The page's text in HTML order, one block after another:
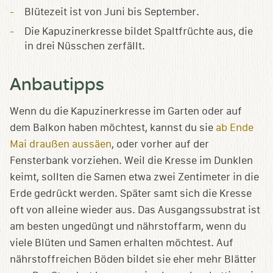
Blütezeit ist von Juni bis September.
Die Kapuzinerkresse bildet Spaltfrüchte aus, die
in drei Nüsschen zerfällt.
Anbautipps
Wenn du die Kapuzinerkresse im Garten oder auf
dem Balkon haben möchtest, kannst du sie ab Ende
Mai draußen aussäen, oder vorher auf der
Fensterbank vorziehen. Weil die Kresse im Dunklen
keimt, sollten die Samen etwa zwei Zentimeter in die
Erde gedrückt werden. Später samt sich die Kresse
oft von alleine wieder aus. Das Ausgangssubstrat ist
am besten ungedüngt und nährstoffarm, wenn du
viele Blüten und Samen erhalten möchtest. Auf
nährstoffreichen Böden bildet sie eher mehr Blätter